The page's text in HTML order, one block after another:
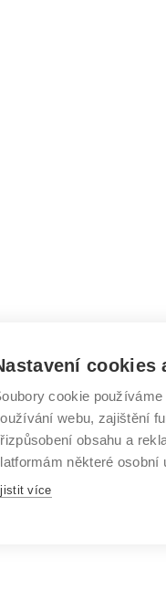
Vysoké
učení
technické
v
cookies
cookie
webu, zajištění
obsahu a
některé osobní
více